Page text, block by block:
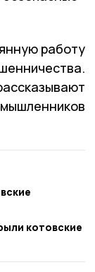
работу
котовские